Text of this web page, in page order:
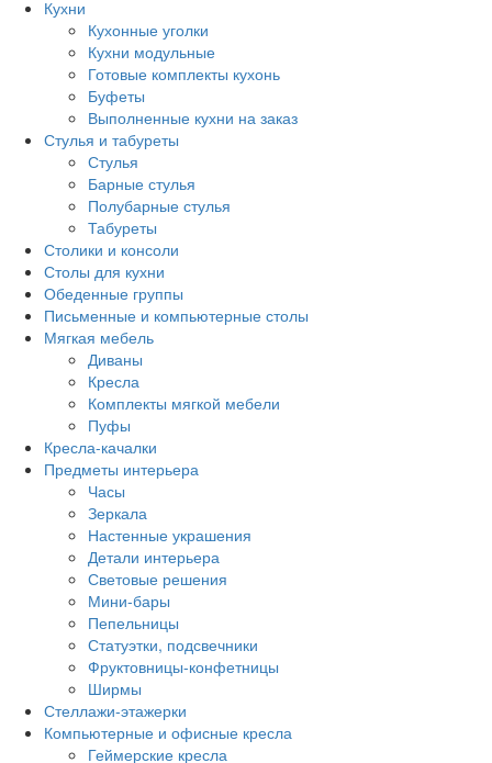
Кухни
Кухонные уголки
Кухни модульные
Готовые комплекты кухонь
Буфеты
Выполненные кухни на заказ
Стулья и табуреты
Стулья
Барные стулья
Полубарные стулья
Табуреты
Столики и консоли
Столы для кухни
Обеденные группы
Письменные и компьютерные столы
Мягкая мебель
Диваны
Кресла
Комплекты мягкой мебели
Пуфы
Кресла-качалки
Предметы интерьера
Часы
Зеркала
Настенные украшения
Детали интерьера
Световые решения
Мини-бары
Пепельницы
Статуэтки, подсвечники
Фруктовницы-конфетницы
Ширмы
Стеллажи-этажерки
Компьютерные и офисные кресла
Геймерские кресла